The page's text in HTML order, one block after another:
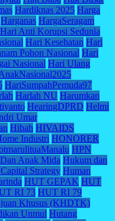
Hardiknas 2025 Harga
Harganas HargaSeragam
Hari Anti Korupsi Sedunia
Hari Kesehatan Hari
Pohon Nasional Hari
Nasional Hari Ulang
HariSumpahPemuda97
Harlah NU Harumkan
HearingDPRD Helmi
Umar
Hibah HIVAIDS
Industri HONORER
HPN
Anak Mida Hukum dan
Strategy Human
HUT GEPAK HUT
RI 73 HUT RI 79
Khusus (KHDTK)
Unmul Hutang